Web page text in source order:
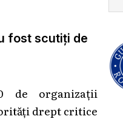
fost scutiți de
de organizații
drept critice